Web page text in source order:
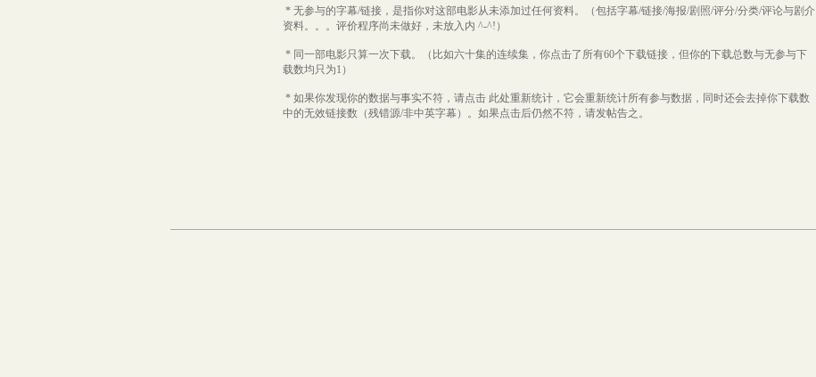
* 无参与的字幕/链接，是指你对这部电影从未添加过任何资料。（包括字幕/链接/海报/剧照/评分/分类/评论与剧介
资料。。。评价程序尚未做好，未放入内 ^-^!）
* 同一部电影只算一次下载。（比如六十集的连续集，你点击了所有60个下载链接，但你的下载总数与无参与下
载数均只为1）
* 如果你发现你的数据与事实不符，请点击 此处重新统计，它会重新统计所有参与数据，同时还会去掉你下载数
中的无效链接数（残错源/非中英字幕）。如果点击后仍然不符，请发帖告之。